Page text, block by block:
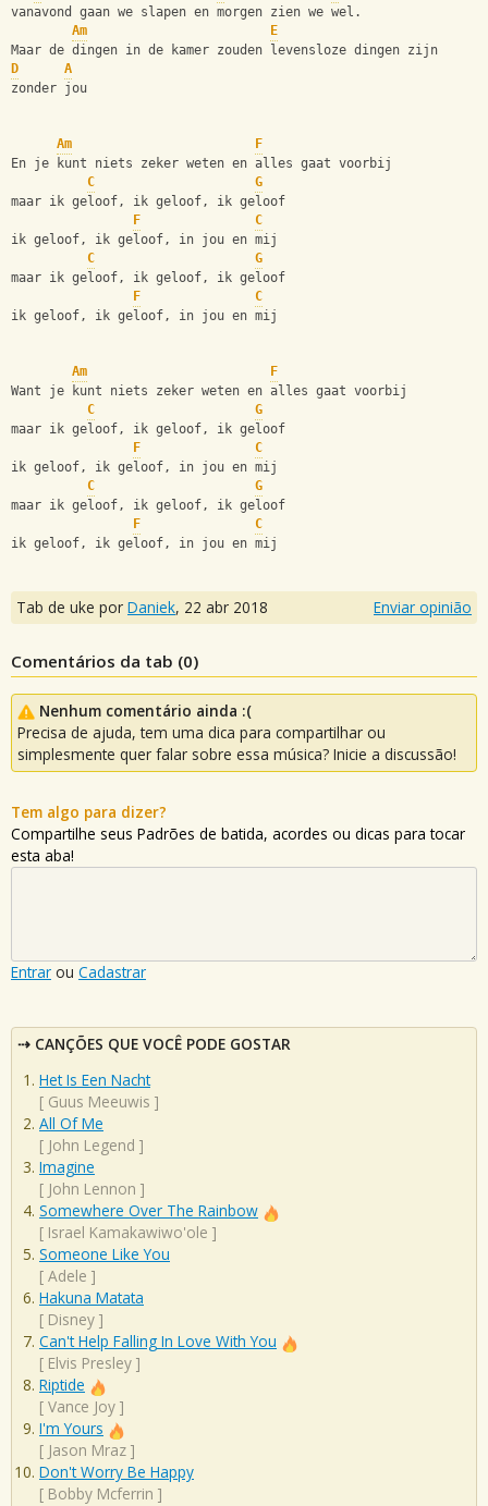
vanavond gaan we slapen en morgen zien we wel.
Am
E
Maar de dingen in de kamer zouden levensloze dingen zijn
D
A
zonder jou
Am
F
En je kunt niets zeker weten en alles gaat voorbij
C
G
maar ik geloof, ik geloof, ik geloof
F
C
ik geloof, ik geloof, in jou en mij
C
G
maar ik geloof, ik geloof, ik geloof
F
C
ik geloof, ik geloof, in jou en mij
Am
F
Want je kunt niets zeker weten en alles gaat voorbij
C
G
maar ik geloof, ik geloof, ik geloof
F
C
ik geloof, ik geloof, in jou en mij
C
G
maar ik geloof, ik geloof, ik geloof
F
C
ik geloof, ik geloof, in jou en mij
Tab de uke por Daniek, 22 abr 2018 Enviar opinião
Comentários da tab (0)
Nenhum comentário ainda :(
Precisa de ajuda, tem uma dica para compartilhar ou
simplesmente quer falar sobre essa música? Inicie a discussão!
Tem algo para dizer?
Compartilhe seus Padrões de batida, acordes ou dicas para tocar
esta aba!
Entrar ou Cadastrar
CANÇÕES QUE VOCÊ PODE GOSTAR
Het Is Een Nacht
[ Guus Meeuwis ]
All Of Me
[ John Legend ]
Imagine
[ John Lennon ]
Somewhere Over The Rainbow
[ Israel Kamakawiwo'ole ]
Someone Like You
[ Adele ]
Hakuna Matata
[ Disney ]
Can't Help Falling In Love With You
[ Elvis Presley ]
Riptide
[ Vance Joy ]
I'm Yours
[ Jason Mraz ]
Don't Worry Be Happy
[ Bobby Mcferrin ]